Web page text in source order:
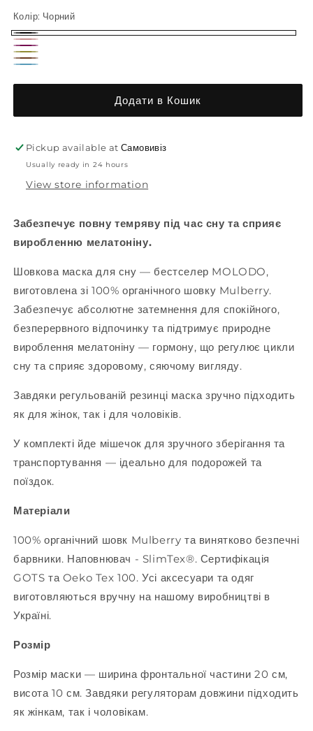
Колір: Чорний
Чорний
Пудра
сливовий
Оливковий
Коричневий
Додати в Кошик
Pickup available atСамовивіз
Usually ready in 24 hours
View store information
Забезпечує повну темряву під час сну та сприяє
виробленню мелатоніну.
Шовкова маска для сну — бестселер MOLODO,
виготовлена зі 100% органічного шовку Mulberry.
Забезпечує абсолютне затемнення для спокійного,
безперервного відпочинку та підтримує природне
вироблення мелатоніну — гормону, що регулює цикли
сну та сприяє здоровому, сяючому вигляду.
Завдяки регульованій резинці маска зручно підходить
як для жінок, так і для чоловіків.
У комплекті йде мішечок для зручного зберігання та
транспортування — ідеально для подорожей та
поїздок.
Матеріали
100% органічний шовк Mulberry та винятково безпечні
барвники. Наповнювач - SlimTex®. Сертифікація
GOTS та Oeko Tex 100. Усі аксесуари та одяг
виготовляються вручну на нашому виробництві в
Україні.
Розмір
Розмір маски — ширина фронтальної частини 20 см,
висота 10 см. Завдяки регуляторам довжини підходить
як жінкам, так і чоловікам.